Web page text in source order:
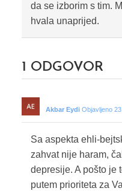
da se izborim s tim.
hvala unaprijed.
1 ODGOVOR
Akbar Eydi Objavljeno
Sa aspekta ehli-
zahvat nije haram,
depresije. A pošto je
putem prioriteta za